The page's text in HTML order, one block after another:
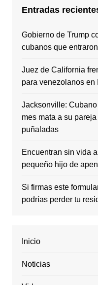
Entradas
Gobierno de Trump
cubanos que
Juez de California
para venezolanos en
Jacksonville:
mes mata a su
puñaladas
Encuentran sin vida
pequeño hijo de
Si firmas este
podrías perder tu
Inicio
Noticias